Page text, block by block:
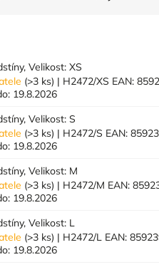
Velikost: XS
(>3 ks) | H2472/XS EAN:
19.8.2026
Velikost: S
(>3 ks) | H2472/S EAN:
19.8.2026
Velikost: M
(>3 ks) | H2472/M EAN:
19.8.2026
Velikost: L
(>3 ks) | H2472/L EAN:
19.8.2026